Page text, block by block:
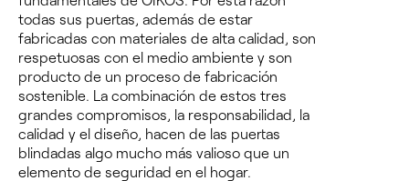
todas sus puertas, además de estar
fabricadas con materiales de alta calidad, son
respetuosas con el medio ambiente y son
producto de un proceso de fabricación
sostenible. La combinación de estos tres
grandes compromisos, la responsabilidad, la
calidad y el diseño, hacen de las puertas
blindadas algo mucho más valioso que un
elemento de seguridad en el hogar.